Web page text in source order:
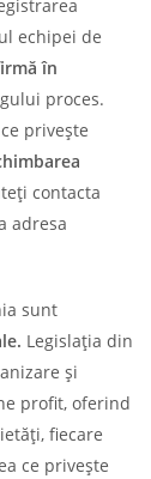
echipei de
în
proces.
privește
contacta
adresa
sunt
Legislația din
și
profit, oferind
fiecare
ce privește